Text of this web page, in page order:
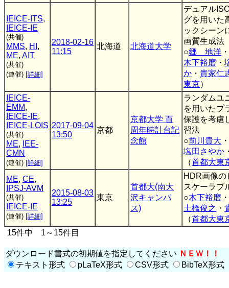
IEICE-ITS,
IEICE-IE
(共催)
MMS, HI ,
ME, AIT
(共催)
(連催) [詳細]
2018-02-16
11:15
北海道 北海道大学
デュアル
グを用いた
ックシーン
画質生成法
○郷 地洋 ・
木下裕磨 ・
か ・ 貴家仁
東京）
IEICE-
EMM,
IEICE-IE,
IEICE-LOIS
(共催)
ME,
IEE-
CMN
(連催) [詳細]
2017-09-04
13:50
京都
京都大学 百
周年時計台記
念館
ランダムユ
を用いたプ
保護を考慮
習法
○前川貴大 ・
塩田さやか
（首都大東
ME, CE,
IPSJ-AVM
(共催)
IEICE-IE
(連催) [詳細]
2015-08-03
13:25
東京
首都大(南大
沢キャンパ
ス)
HDR画像の
スケーラブ
○木下裕磨 ・
土橋俊之 ・
（首都大東
15件中 1～15件目
ダウンロード書式の初期値を指定してください ＮＥＷ！！
テキスト形式
pLaTeX形式 CSV形式 BibTeX形式